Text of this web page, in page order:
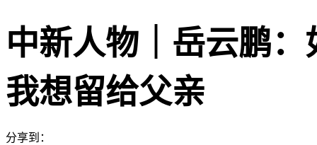
中新人物｜岳云鹏
我想留给父亲
分享到：